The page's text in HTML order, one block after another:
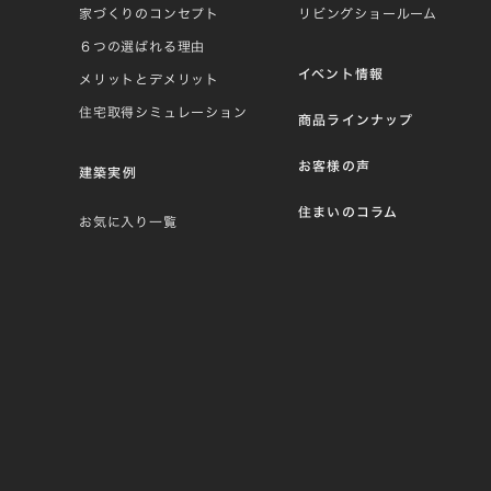
家づくりのコンセプト
６つの選ばれる理由
メリットとデメリット
住宅取得シミュレーション
建築実例
お気に入り一覧
リビングショールーム
イベント情報
商品ラインナップ
お客様の声
住まいのコラム